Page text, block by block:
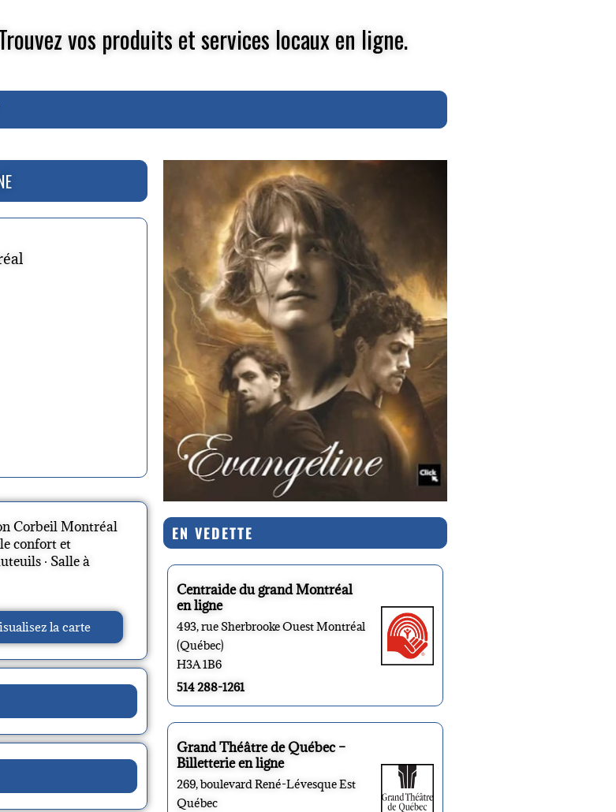
vos produits et services locaux en ligne.
Corbeil Montréal
confort et
· ‎Salle à
la carte
EN VEDETTE
Centraide du grand Montréal
en ligne
493, rue Sherbrooke Ouest Montréal
(Québec)
H3A 1B6
514 288-1261
Grand Théâtre de Québec –
Billetterie en ligne
269, boulevard René-Lévesque Est
Québec